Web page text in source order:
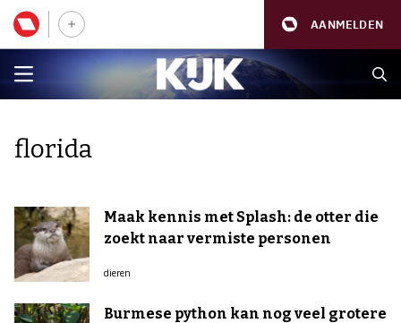
AANMELDEN
florida
Maak kennis met Splash: de otter die
zoekt naar vermiste personen
dieren
Burmese python kan nog veel grotere